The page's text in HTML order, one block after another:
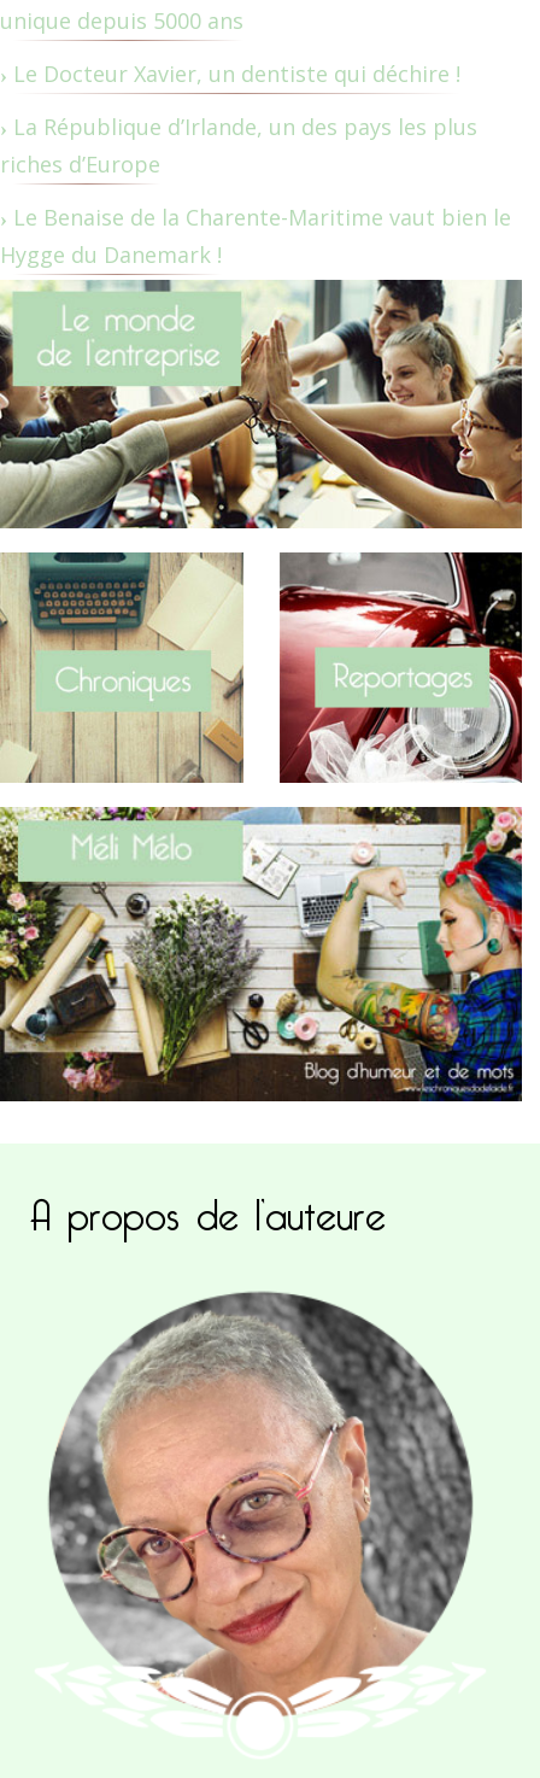
unique depuis 5000 ans
Le Docteur Xavier, un dentiste qui déchire !
La République d’Irlande, un des pays les plus
riches d’Europe
Le Benaise de la Charente-Maritime vaut bien le
Hygge du Danemark !
A propos de l’auteure